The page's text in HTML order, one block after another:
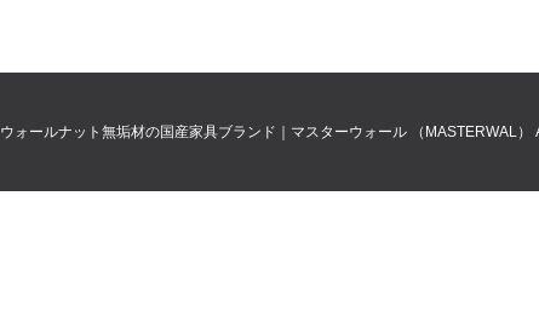
ウォールナット無垢材の国産家具ブランド｜マスターウォール （MASTERWAL）